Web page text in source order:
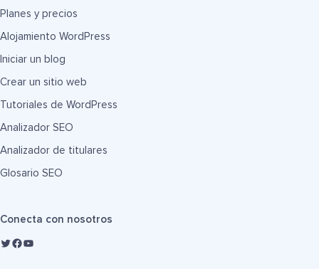
Planes y precios
Alojamiento WordPress
Iniciar un blog
Crear un sitio web
Tutoriales de WordPress
Analizador SEO
Analizador de titulares
Glosario SEO
Conecta con nosotros